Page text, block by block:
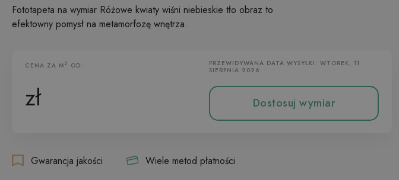
Fototapeta na wymiar Różowe kwiaty wiśni niebieskie tło obraz to
efektowny pomysł na metamorfozę wnętrza.
Fototapeta Flizelinowa
CENA ZA M2 OD:
zł
PRZEWIDYWANA DATA WYSYŁKI: WTOREK, 11
SIERPNIA 2026
Dostosuj wymiar
Gwarancja jakości Wiele metod płatności